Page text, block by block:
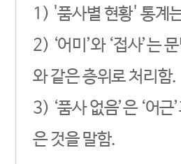
1) '품사별 현황' 통계
2) ‘어미’와 ‘접사’는
와 같은 층위로 처리함.
3) ‘품사 없음’은 ‘어
은 것을 말함.